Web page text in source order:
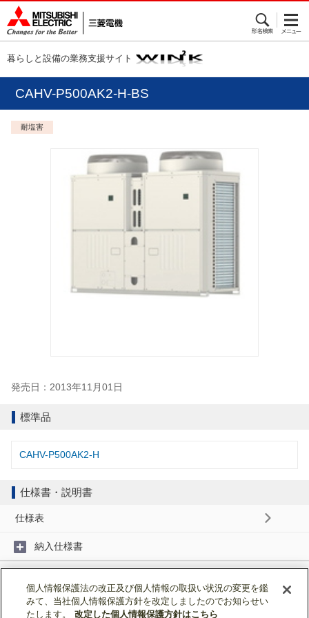
暮らしと設備の業務支援サイト
CAHV-P500AK2-H-BS
耐塩害
発売日：2013年11月01日
標準品
CAHV-P500AK2-H
仕様書・説明書
仕様表
納入仕様書
据付工事説明書
個人情報保護法の改正及び個人情報の取扱い状況の変更を鑑
みて、当社個人情報保護方針を改定しましたのでお知らせい
たします。
改定した個人情報保護方針はこちら